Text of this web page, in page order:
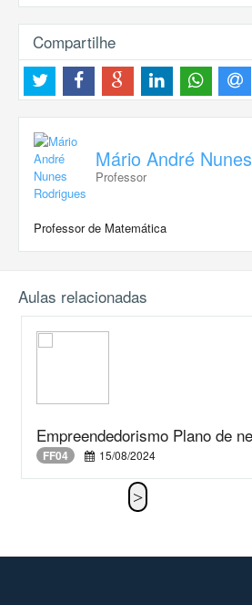
Compartilhe
Mário André
Professor
Professor de Matemática
Aulas relacionadas
Empreendedorismo Plano de
FF04 15/08/2024